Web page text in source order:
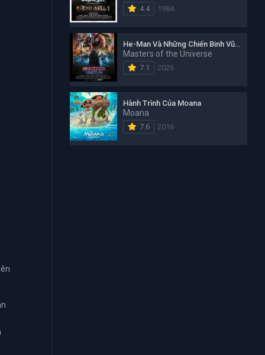
4.4 1984
He-Man Và Những Chiến Binh Vũ Trụ
Masters of the Universe
7.1 2026
Hành Trình Của Moana
Moana
7.6 2016